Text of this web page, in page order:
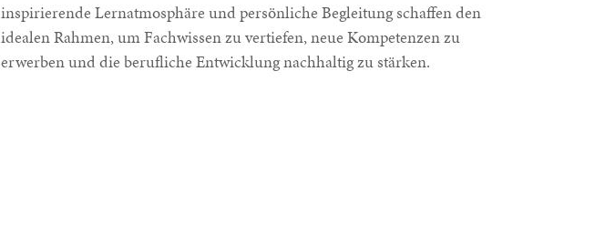
inspirierende Lernatmosphäre und persönliche Begleitung schaffen den
idealen Rahmen, um Fachwissen zu vertiefen, neue Kompetenzen zu
erwerben und die berufliche Entwicklung nachhaltig zu stärken.